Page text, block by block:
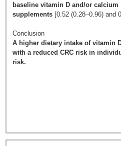
baseline vitamin D and/or
supplements [0.52 (0.28–0.96) and
Conclusion
A higher dietary intake of vitamin
with a reduced CRC risk in
risk.